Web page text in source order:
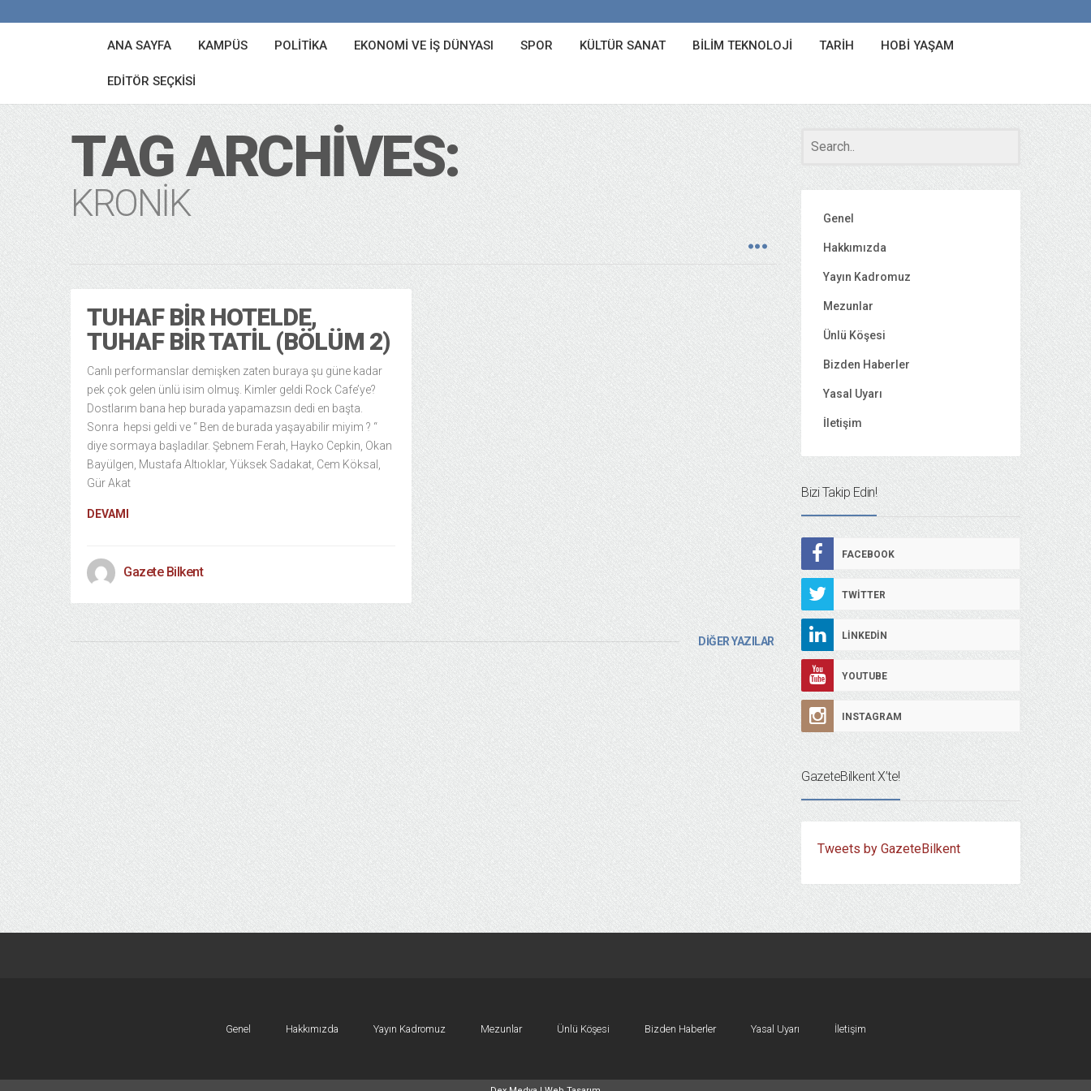
ANA SAYFA KAMPÜS POLITIKA EKONOMI VE İŞ DÜNYASI SPOR KÜLTÜR SANAT BILIM TEKNOLOJI TARIH HOBI YAŞAM
EDITÖR SEÇKISI
TAG ARCHIVES:
KRONIK
TUHAF BIR HOTELDE,
TUHAF BIR TATIL (BÖLÜM 2)
Canlı performanslar demişken zaten buraya şu güne kadar
pek çok gelen ünlü isim olmuş. Kimler geldi Rock Cafe’ye?
Dostlarım bana hep burada yapamazsın dedi en başta.
Sonra hepsi geldi ve “ Ben de burada yaşayabilir miyim ? “
diye sormaya başladılar. Şebnem Ferah, Hayko Cepkin, Okan
Bayülgen, Mustafa Altıoklar, Yüksek Sadakat, Cem Köksal,
Gür Akat
DEVAMI
Gazete Bilkent
DİĞER YAZILAR
Genel
Hakkımızda
Yayın Kadromuz
Mezunlar
Ünlü Köşesi
Bizden Haberler
Yasal Uyarı
İletişim
Bizi Takip Edin!
FACEBOOK
TWITTER
LINKEDIN
YOUTUBE
INSTAGRAM
GazeteBilkent X’te!
Tweets by GazeteBilkent
Genel Hakkımızda Yayın Kadromuz Mezunlar Ünlü Köşesi Bizden Haberler Yasal Uyarı İletişim